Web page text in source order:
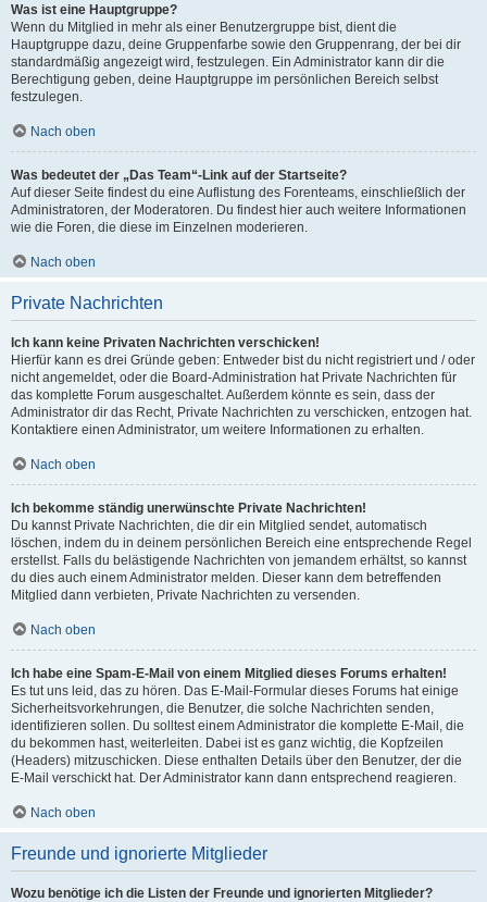
Was ist eine Hauptgruppe?
Wenn du Mitglied in mehr als einer Benutzergruppe bist, dient die
Hauptgruppe dazu, deine Gruppenfarbe sowie den Gruppenrang, der bei dir
standardmäßig angezeigt wird, festzulegen. Ein Administrator kann dir die
Berechtigung geben, deine Hauptgruppe im persönlichen Bereich selbst
festzulegen.
Nach oben
Was bedeutet der „Das Team“-Link auf der Startseite?
Auf dieser Seite findest du eine Auflistung des Forenteams, einschließlich der
Administratoren, der Moderatoren. Du findest hier auch weitere Informationen
wie die Foren, die diese im Einzelnen moderieren.
Nach oben
Private Nachrichten
Ich kann keine Privaten Nachrichten verschicken!
Hierfür kann es drei Gründe geben: Entweder bist du nicht registriert und / oder
nicht angemeldet, oder die Board-Administration hat Private Nachrichten für
das komplette Forum ausgeschaltet. Außerdem könnte es sein, dass der
Administrator dir das Recht, Private Nachrichten zu verschicken, entzogen hat.
Kontaktiere einen Administrator, um weitere Informationen zu erhalten.
Nach oben
Ich bekomme ständig unerwünschte Private Nachrichten!
Du kannst Private Nachrichten, die dir ein Mitglied sendet, automatisch
löschen, indem du in deinem persönlichen Bereich eine entsprechende Regel
erstellst. Falls du belästigende Nachrichten von jemandem erhältst, so kannst
du dies auch einem Administrator melden. Dieser kann dem betreffenden
Mitglied dann verbieten, Private Nachrichten zu versenden.
Nach oben
Ich habe eine Spam-E-Mail von einem Mitglied dieses Forums erhalten!
Es tut uns leid, das zu hören. Das E-Mail-Formular dieses Forums hat einige
Sicherheitsvorkehrungen, die Benutzer, die solche Nachrichten senden,
identifizieren sollen. Du solltest einem Administrator die komplette E-Mail, die
du bekommen hast, weiterleiten. Dabei ist es ganz wichtig, die Kopfzeilen
(Headers) mitzuschicken. Diese enthalten Details über den Benutzer, der die
E-Mail verschickt hat. Der Administrator kann dann entsprechend reagieren.
Nach oben
Freunde und ignorierte Mitglieder
Wozu benötige ich die Listen der Freunde und ignorierten Mitglieder?